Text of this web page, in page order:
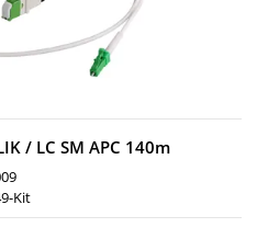
/ LC SM APC 140m
Kit